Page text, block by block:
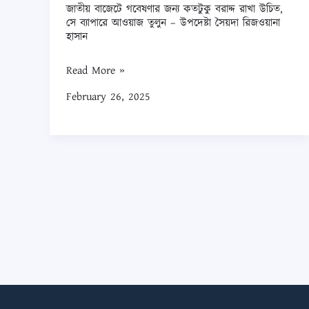
জাতীয় বাজেটে গবেষণার জন্য কতটুকু বরাদ্দ রাখা উচিত,
সে ব্যাপারে আওয়াজ তুলুন – উপদেষ্টা সৈয়দা রিজওয়ানা
হাসান
সে
ব্যাপারে
আওয়াজ
তুলুন
Read More »
February 26, 2025